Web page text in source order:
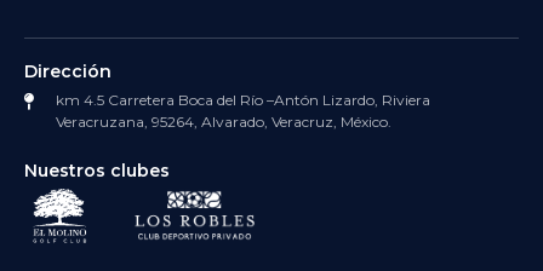
Dirección
km 4.5 Carretera Boca del Río –Antón Lizardo, Riviera
Veracruzana, 95264, Alvarado, Veracruz, México.
Nuestros clubes